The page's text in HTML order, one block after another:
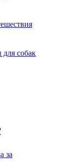
собак
за